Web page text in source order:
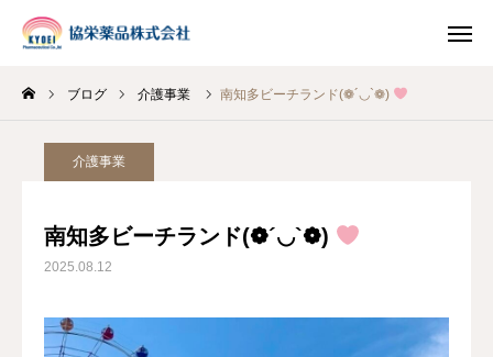
ブログ 介護事業 南知多ビーチランド(❁´◡`❁)
介護事業
南知多ビーチランド(❁´◡`❁)
2025.08.12
INSTAGRAM
HOME